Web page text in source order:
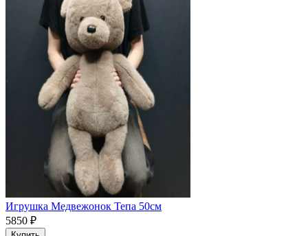
Игрушка Медвежонок Тепа 50см
5850 ₽